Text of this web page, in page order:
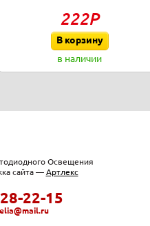
222Р
В корзину
в наличии
Освещения
сайта — Артлекс
22-15